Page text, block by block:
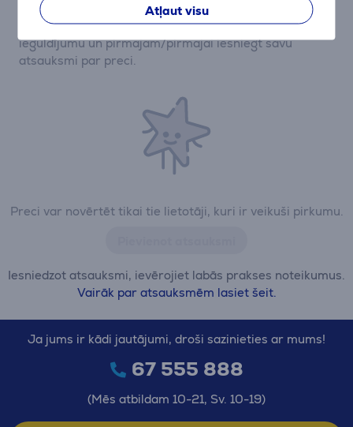
Atļaut visu
Preci var novērtēt tikai tie lietotāji, kuri ir veikuši pirkumu.
Iesniedzot atsauksmi, ievērojiet labās prakses noteikumus.
Vairāk par atsauksmēm lasiet šeit.
Pašlaik nav nevienas atsauksmes.
Pēc pirkuma veikšanas Jums būs iespēja dot savu
ieguldījumu un pirmajam/pirmajai iesniegt savu
atsauksmi par preci.
Ja jums ir kādi jautājumi, droši sazinieties ar mums!
67 555 888
(Mēs atbildam 10-21, Sv. 10-19)